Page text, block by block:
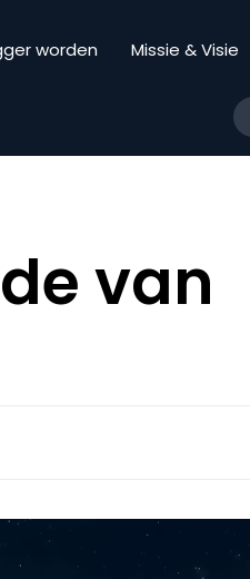
worden Missie & Visie
van